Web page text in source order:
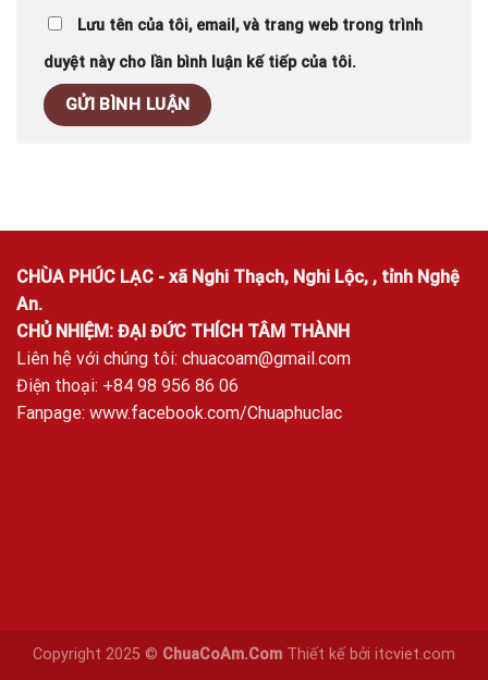
Lưu tên của tôi, email, và trang web trong trình
duyệt này cho lần bình luận kế tiếp của tôi.
CHÙA PHÚC LẠC - xã Nghi Thạch, Nghi Lộc, , tỉnh Nghệ
An.
CHỦ NHIỆM: ĐẠI ĐỨC THÍCH TÂM THÀNH
Liên hệ với chúng tôi: chuacoam@gmail.com
Điện thoại: +84 98 956 86 06
Fanpage: www.facebook.com/Chuaphuclac
Copyright 2025 © ChuaCoAm.Com Thiết kế bởi itcviet.com